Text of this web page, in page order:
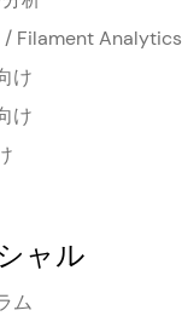
/ Filament Analytics
け
け
ャル
ム